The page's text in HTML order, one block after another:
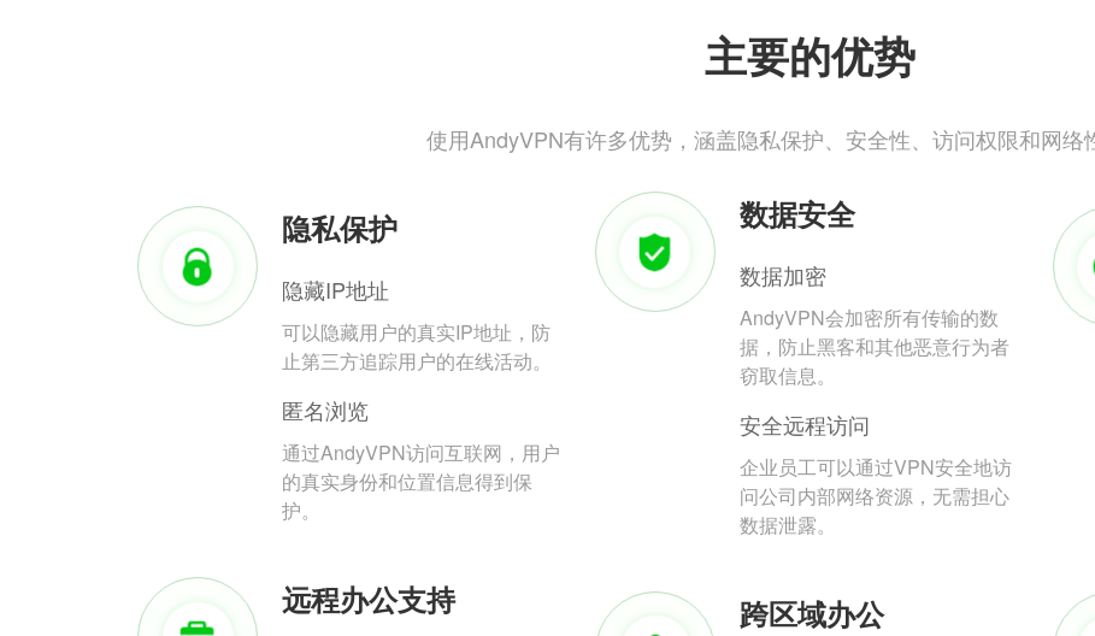
主要的优势
使用AndyVPN有许多优势，涵盖隐私保护、安全性、访问权限和网络
隐私保护
隐藏IP地址
可以隐藏用户的真实IP地址，防
止第三方追踪用户的在线活动。
匿名浏览
通过AndyVPN访问互联网，用户
的真实身份和位置信息得到保
护。
数据安全
数据加密
AndyVPN会加密所有传输的数
据，防止黑客和其他恶意行为者
窃取信息。
安全远程访问
企业员工可以通过VPN安全地访
问公司内部网络资源，无需担心
数据泄露。
远程办公支持 跨区域办公